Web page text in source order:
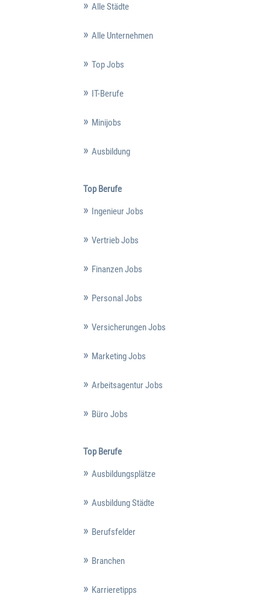
Alle Städte
Alle Unternehmen
Top Jobs
IT-Berufe
Minijobs
Ausbildung
Top Berufe
Ingenieur Jobs
Vertrieb Jobs
Finanzen Jobs
Personal Jobs
Versicherungen Jobs
Marketing Jobs
Arbeitsagentur Jobs
Büro Jobs
Top Berufe
Ausbildungsplätze
Ausbildung Städte
Berufsfelder
Branchen
Karrieretipps